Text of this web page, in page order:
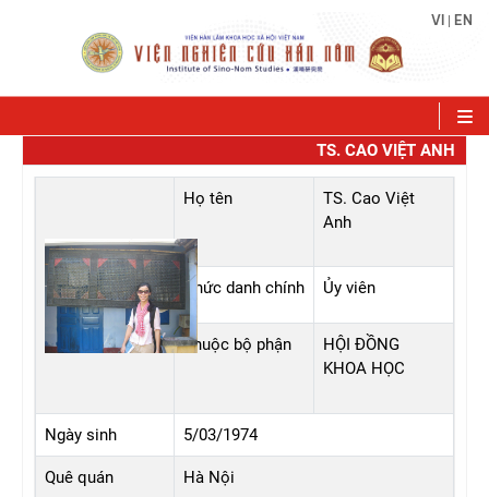
VI EN
TS. CAO VIỆT ANH
Họ tên
TS. Cao Việt
Anh
Chức danh chính Ủy viên
Thuộc bộ phận
HỘI ĐỒNG
KHOA HỌC
Ngày sinh 5/03/1974
Quê quán Hà Nội